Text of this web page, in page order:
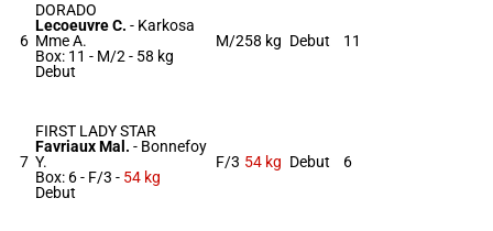
6
DORADO
Lecoeuvre C. - Karkosa
Mme A.
Box: 11 - M/2 - 58 kg
Debut
M/258 kg Debut 11
7
FIRST LADY STAR
Favriaux Mal. - Bonnefoy
Y.
Box: 6 - F/3 - 54 kg
Debut
F/3 54 kg Debut 6